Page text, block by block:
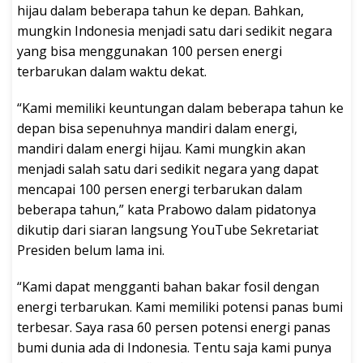
hijau dalam beberapa tahun ke depan. Bahkan,
mungkin Indonesia menjadi satu dari sedikit negara
yang bisa menggunakan 100 persen energi
terbarukan dalam waktu dekat.
“Kami memiliki keuntungan dalam beberapa tahun ke
depan bisa sepenuhnya mandiri dalam energi,
mandiri dalam energi hijau. Kami mungkin akan
menjadi salah satu dari sedikit negara yang dapat
mencapai 100 persen energi terbarukan dalam
beberapa tahun,” kata Prabowo dalam pidatonya
dikutip dari siaran langsung YouTube Sekretariat
Presiden belum lama ini.
“Kami dapat mengganti bahan bakar fosil dengan
energi terbarukan. Kami memiliki potensi panas bumi
terbesar. Saya rasa 60 persen potensi energi panas
bumi dunia ada di Indonesia. Tentu saja kami punya